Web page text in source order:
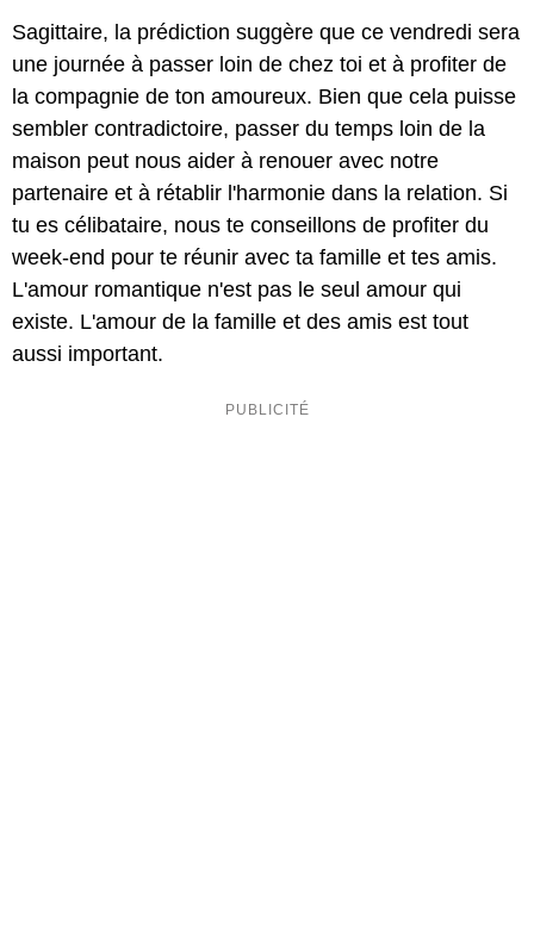
Sagittaire, la prédiction suggère que ce vendredi sera
une journée à passer loin de chez toi et à profiter de
la compagnie de ton amoureux. Bien que cela puisse
sembler contradictoire, passer du temps loin de la
maison peut nous aider à renouer avec notre
partenaire et à rétablir l'harmonie dans la relation. Si
tu es célibataire, nous te conseillons de profiter du
week-end pour te réunir avec ta famille et tes amis.
L'amour romantique n'est pas le seul amour qui
existe. L'amour de la famille et des amis est tout
aussi important.